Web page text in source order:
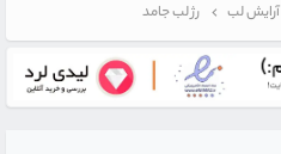
آرایش لب رژ لب جامد